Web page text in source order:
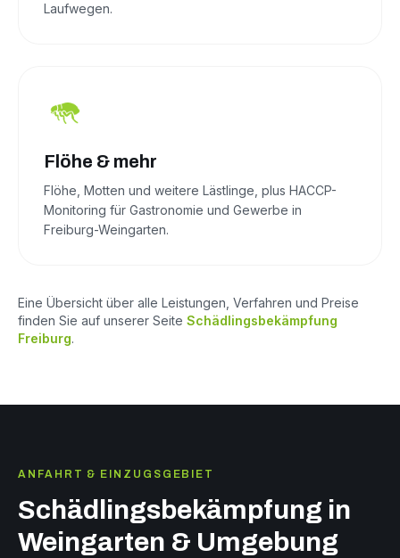
Laufwegen.
Flöhe & mehr
Flöhe, Motten und weitere Lästlinge, plus HACCP-
Monitoring für Gastronomie und Gewerbe in
Freiburg-Weingarten.
Eine Übersicht über alle Leistungen, Verfahren und Preise
finden Sie auf unserer Seite Schädlingsbekämpfung
Freiburg.
ANFAHRT & EINZUGSGEBIET
Schädlingsbekämpfung in
Weingarten & Umgebung